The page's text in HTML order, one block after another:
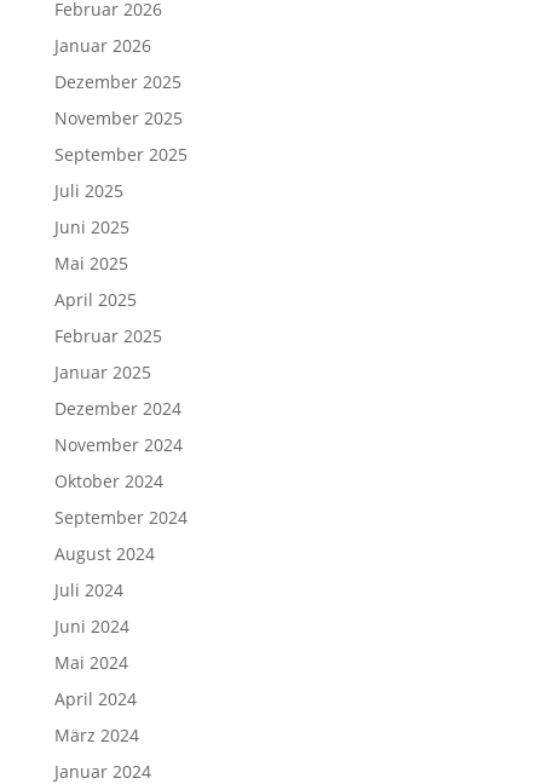
Februar 2026
Januar 2026
Dezember 2025
November 2025
September 2025
Juli 2025
Juni 2025
Mai 2025
April 2025
Februar 2025
Januar 2025
Dezember 2024
November 2024
Oktober 2024
September 2024
August 2024
Juli 2024
Juni 2024
Mai 2024
April 2024
März 2024
Januar 2024